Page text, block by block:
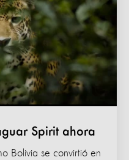
Spirit ahora
Bolivia se convirtió en